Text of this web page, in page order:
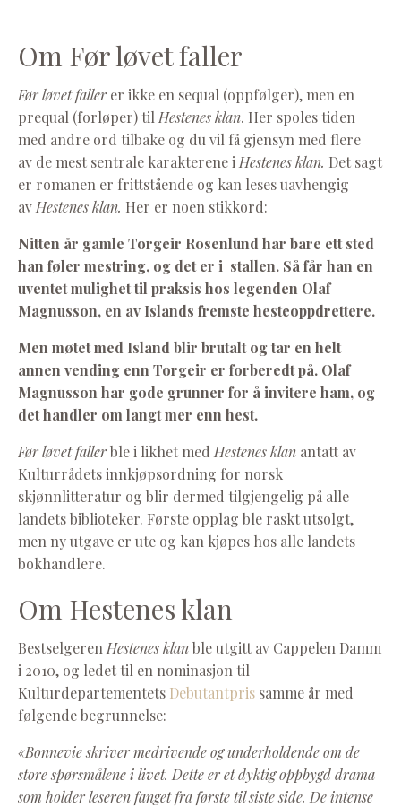
Om Før løvet faller
Før løvet faller er ikke en sequal (oppfølger), men en
prequal (forløper) til Hestenes klan. Her spoles tiden
med andre ord tilbake og du vil få gjensyn med flere
av de mest sentrale karakterene i Hestenes klan. Det sagt
er romanen er frittstående og kan leses uavhengig
av Hestenes klan. Her er noen stikkord:
Nitten år gamle Torgeir Rosenlund har bare ett sted
han føler mestring, og det er i stallen. Så får han en
uventet mulighet til praksis hos legenden Olaf
Magnusson, en av Islands fremste hesteoppdrettere.
Men møtet med Island blir brutalt og tar en helt
annen vending enn Torgeir er forberedt på. Olaf
Magnusson har gode grunner for å invitere ham, og
det handler om langt mer enn hest.
Før løvet fallerble i likhet med Hestenes klan antatt av
Kulturrådets innkjøpsordning for norsk
skjønnlitteratur og blir dermed tilgjengelig på alle
landets biblioteker. Første opplag ble raskt utsolgt,
men ny utgave er ute og kan kjøpes hos alle landets
bokhandlere.
Om Hestenes klan
Bestselgeren Hestenes klanble utgitt av Cappelen Damm
i 2010, og ledet til en nominasjon til
Kulturdepartementets Debutantpris samme år med
følgende begrunnelse:
«Bonnevie skriver medrivende og underholdende om de
store spørsmålene i livet. Dette er et dyktig oppbygd drama
som holder leseren fanget fra første til siste side. De intense